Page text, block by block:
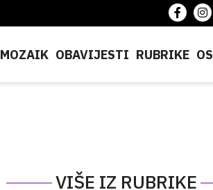
MOZAIK OBAVIJESTI RUBRIKE
VIŠE IZ RUBRIKE